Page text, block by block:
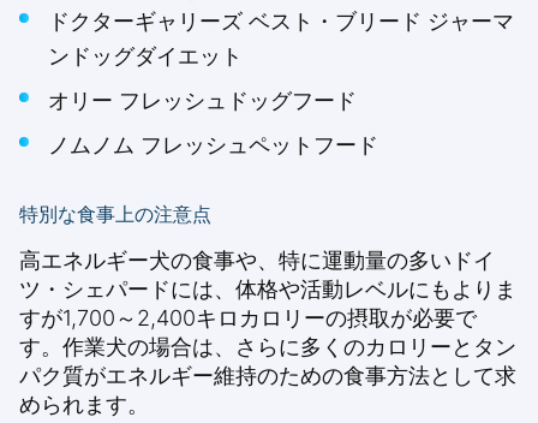
ドクターギャリーズ ベスト・ブリード ジャーマ
ンドッグダイエット
オリー フレッシュドッグフード
ノムノム フレッシュペットフード
特別な食事上の注意点
高エネルギー犬の食事や、特に運動量の多いドイ
ツ・シェパードには、体格や活動レベルにもよりま
すが1,700～2,400キロカロリーの摂取が必要で
す。作業犬の場合は、さらに多くのカロリーとタン
パク質がエネルギー維持のための食事方法として求
められます。